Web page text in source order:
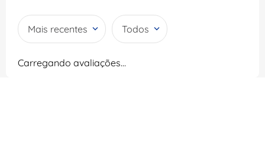
Mais recentes Todos
Carregando avaliações…